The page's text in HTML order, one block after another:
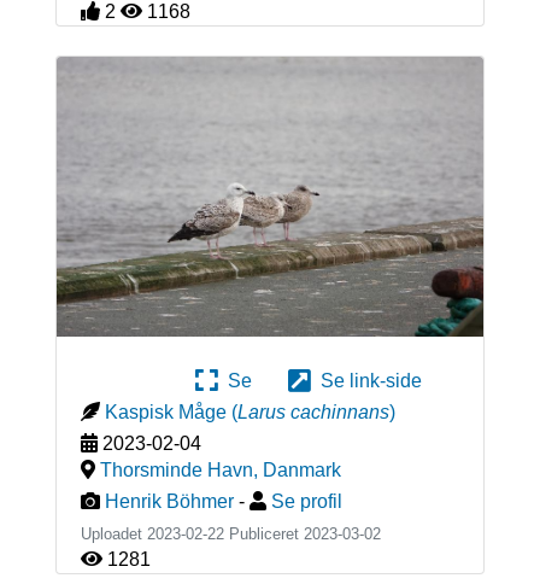
2 1168
Se
Se link-side
Kaspisk Måge (Larus cachinnans)
2023-02-04
Thorsminde Havn, Danmark
Henrik Böhmer - Se profil
Uploadet 2023-02-22 Publiceret 2023-03-02
1281